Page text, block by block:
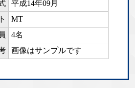
平成14年09月
MT
4名
画像はサンプルです